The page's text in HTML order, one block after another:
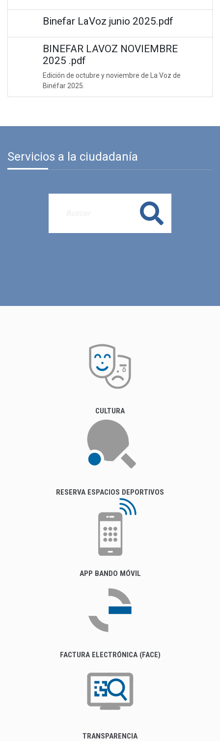
Binefar LaVoz junio 2025.pdf
BINEFAR LAVOZ NOVIEMBRE
2025 .pdf
Edición de octubre y noviembre de La Voz de
Binéfar 2025.
Servicios a la ciudadanía
Buscar
CULTURA
RESERVA ESPACIOS DEPORTIVOS
APP BANDO MÓVIL
FACTURA ELECTRÓNICA (FACE)
TRANSPARENCIA